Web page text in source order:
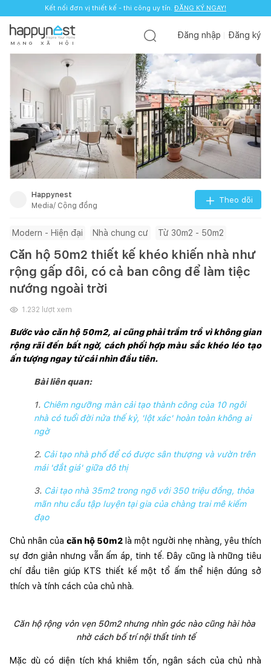
Kết nối đơn vị thiết kế - thi công uy tín. ĐĂNG KÝ NGAY!
M Ạ N G X Ã H Ộ I
Đăng nhập Đăng ký
Happynest
Media/ Cộng đồng
Theo dõi
Modern - Hiện đại Nhà chung cư Từ 30m2 - 50m2
Căn hộ 50m2 thiết kế khéo khiến nhà như
rộng gấp đôi, có cả ban công để làm tiệc
nướng ngoài trời
1.232 lượt xem
Bước vào căn hộ 50m2, ai cũng phải trầm trồ vì không gian
rộng rãi đến bất ngờ, cách phối hợp màu sắc khéo léo tạo
ấn tượng ngay từ cái nhìn đầu tiên.
Bài liên quan:
1. Chiêm ngưỡng màn cải tạo thành công của 10 ngôi
nhà có tuổi đời nửa thế kỷ, 'lột xác' hoàn toàn không ai
ngờ
2. Cải tạo nhà phố để có được sân thượng và vườn trên
mái 'đắt giá' giữa đô thị
3. Cải tạo nhà 35m2 trong ngõ với 350 triệu đồng, thỏa
mãn nhu cầu tập luyện tại gia của chàng trai mê kiếm
đạo
Chủ nhân của căn hộ 50m2 là một người nhẹ nhàng, yêu thích
sự đơn giản nhưng vẫn ấm áp, tinh tế. Đây cũng là những tiêu
chí đầu tiên giúp KTS thiết kế một tổ ấm thể hiện đúng sở
thích và tính cách của chủ nhà.
Căn hộ rộng vỏn vẹn 50m2 nhưng nhìn góc nào cũng hài hòa
nhờ cách bố trí nội thất tinh tế
Mặc dù có diện tích khá khiêm tốn, ngân sách của chủ nhà